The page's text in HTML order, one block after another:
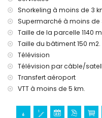
de 5 kilomètres de la
Sites et culture à Jávea,
musée (Histórico de
Puerto, Jávea), ruine
(Pueblo de Jávea,
de Jávea, Jávea), lieu
Jávea) (à moins de 10
palais (Palacio Real,
Snorkeling à moins de 3
Supermarché à moins de
Taille de la parcelle 1140
Taille du bâtiment 150 m2.
Télévision
Télévision par câble/
Transfert aéroport
VTT à moins de 5 km.